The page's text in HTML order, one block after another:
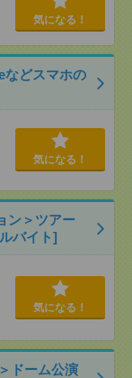
気になる！
などスマホの
気になる！
ン＞ツアー
バイト]
気になる！
ドーム公演